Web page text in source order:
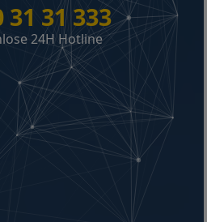
31 31 333
24H Hotline